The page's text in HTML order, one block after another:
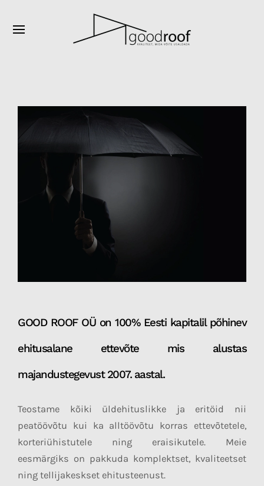
GOOD ROOF OÜ on 100% Eesti kapitalil põhinev
ehitusalane ettevõte mis alustas
majandustegevust 2007. aastal.
Teostame kõiki üldehituslikke ja eritöid nii
peatöövõtu kui ka alltöövõtu korras ettevõtetele,
korteriühistutele ning eraisikutele. Meie
eesmärgiks on pakkuda komplektset, kvaliteetset
ning tellijakeskset ehitusteenust.